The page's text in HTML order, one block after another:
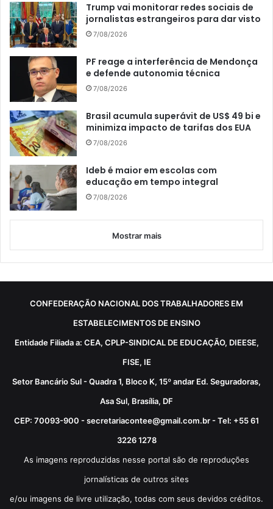
Trump vai monitorar redes sociais de
jornalistas estrangeiros para dar visto
7/08/2026
PF reage a interferência de Mendonça
e defende autonomia técnica
7/08/2026
Brasil acumula superávit de US$ 49 bi e
minimiza impacto de tarifas dos EUA
7/08/2026
Ideb é maior em escolas com
educação em tempo integral
7/08/2026
Mostrar mais
CONFEDERAÇÃO NACIONAL DOS TRABALHADORES EM
ESTABELECIMENTOS DE ENSINO
Entidade Filiada a: CEA, CPLP-SINDICAL DE EDUCAÇÃO, DIEESE,
FISE, IE
Setor Bancário Sul - Quadra 1, Bloco K, 15º andar Ed. Seguradoras,
Asa Sul, Brasília, DF
CEP: 70093-900 - secretariacontee@gmail.com.br - Tel: +55 61
3226 1278
As imagens reproduzidas nesse portal são de reproduções
jornalísticas de outros sites
e/ou imagens de livre utilização, todas com seus devidos créditos.